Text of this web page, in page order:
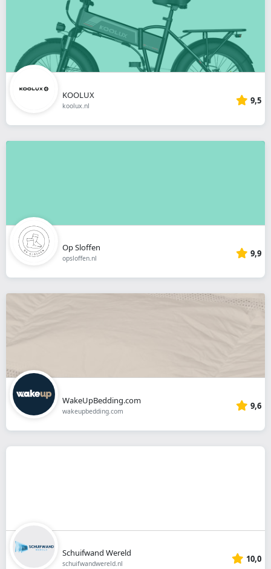
KOOLUX
koolux.nl 9,5
Op Sloffen
opsloffen.nl 9,9
WakeUpBedding.com
wakeupbedding.com 9,6
Schuifwand Wereld
schuifwandwereld.nl 10,0